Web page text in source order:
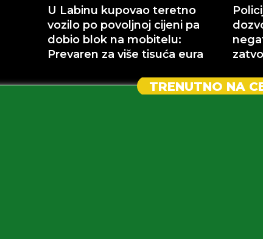
U Labinu kupovao teretno
vozilo po povoljnoj cijeni pa
dobio blok na mobitelu:
Prevaren za više tisuća eura
TRENUTNO NA